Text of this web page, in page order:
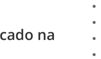
na